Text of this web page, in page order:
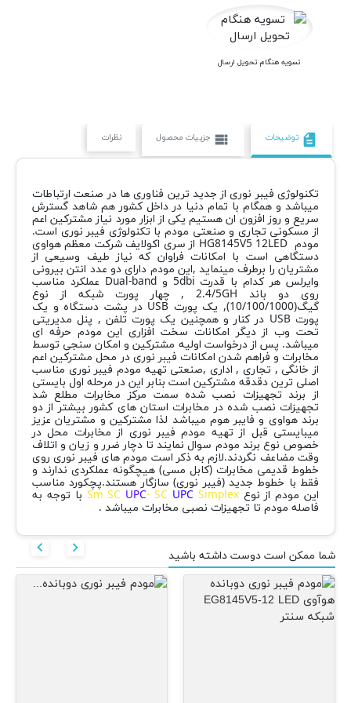
تسویه هنگام تحویل ارسال
description توضیحات view_list جزییات محصول نظرات
تکنولوژی فیبر نوری از جدید ترین فناوری ها در صنعت ارتباطات
میباشد و همگام با تمام دنیا در داخل کشور هم شاهد گسترش
سریع و روز افزون ان هستیم یکی از ابزار مورد نیاز مشترکین اعم
از مسکونی تجاری و صنعتی مودم با تکنولوژی فیبر نوری است.
مودم HG8145V5 12LED از سری اکولایف شرکت معظم هواوی
دستگاهی است با امکانات فراوان که نیاز طیف وسیعی از
مشتریان را برطرف مینماید ,این مودم دارای دو عدد انتن بیرونی
وایرلس هر کدام با قدرت 5dbi و Dual-band عملکرد مناسب
روی دو باند 2.4/5GH , چهار پورت شبکه از نوع
گیگ(10/100/1000), یک پورت USB در پشت دستگاه و یک
پورت USB در کنار و همچنین یک پورت تلفن , پنل مدیریتی
تحت وب از دیگر امکانات سخت افزاری این مودم حرفه ای
میباشد. پس از درخواست اولیه مشترکین و امکان سنجی توسط
مخابرات و فراهم شدن امکانات فیبر نوری در محل مشترکین اعم
از خانگی , تجاری , اداری ,صنعتی تهیه مودم فیبر نوری مناسب
اصلی ترین دقدقه مشترکین است بنابر این در مرحله اول بایستی
از برند تجهیزات نصب شده سمت مرکز مخابرات مطلع شد
تجهیزات نصب شده در مخابرات استان های کشور بیشتر از دو
برند هواوی و فایبر هوم میباشد لذا مشترکین و مشتریان عزیز
میبایستی قبل از تهیه مودم فیبر نوری از مخابرات محل در
خصوص نوع برند مودم سوال نمایند تا دچار ضرر و زیان و اتلاف
وقت مضاعف نگردند.لازم به ذکر است مودم های فیبر نوری روی
خطوط قدیمی مخابرات (کابل مسی) هیچگونه عملکردی ندارند و
فقط با خطوط جدید (فیبر نوری) سازگار هستند.پچکورد مناسب
این مودم از نوع
Sm SC UPC- SC UPC Simplex
با توجه به
فاصله مودم تا تجهیزات نصبی مخابرات میباشد .
شما ممکن است دوست داشته باشید  